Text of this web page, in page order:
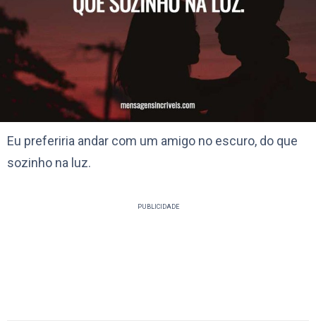
Eu preferiria andar com um amigo no escuro, do que
sozinho na luz.
PUBLICIDADE